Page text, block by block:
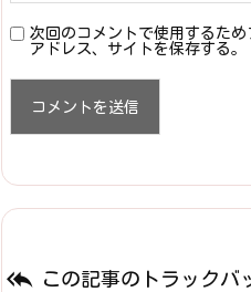
次回のコメントで使用するた
アドレス、サイトを保存する。
 この記事のトラックバ